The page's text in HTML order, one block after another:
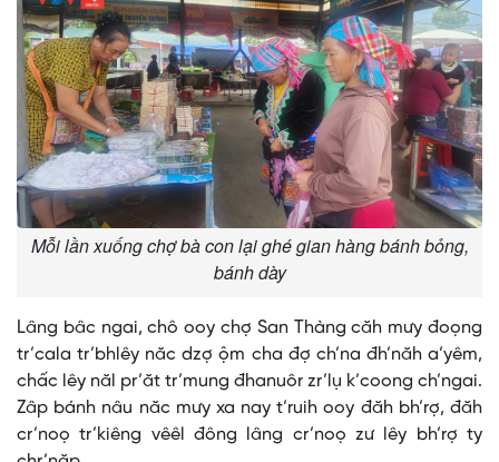
Mỗi lần xuống chợ bà con lại ghé gian hàng bánh bỏng,
bánh dày
Lâng bâc ngai, chô ooy chợ San Thàng căh mưy đoọng
tr’cala tr’bhlêy năc dzợ ộm cha đợ ch’na đh’năh a’yêm,
chấc lêy năl pr’ăt tr’mung đhanuôr zr’lụ k’coong ch’ngai.
Zâp bánh nâu năc mưy xa nay t’ruih ooy đăh bh’rợ, đăh
cr’noọ tr’kiêng vêêl đông lâng cr’noọ zư lêy bh’rợ ty